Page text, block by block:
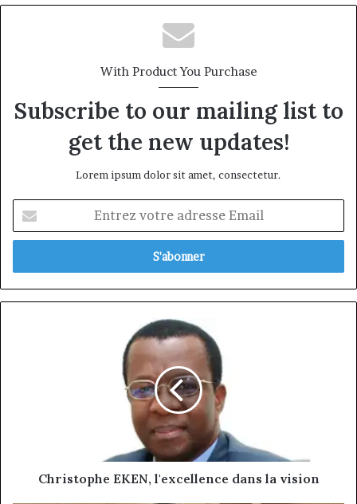
With Product You Purchase
Subscribe to our mailing list to
get the new updates!
Lorem ipsum dolor sit amet, consectetur.
votre
adresse
Christophe EKEN, l'excellence dans la vision